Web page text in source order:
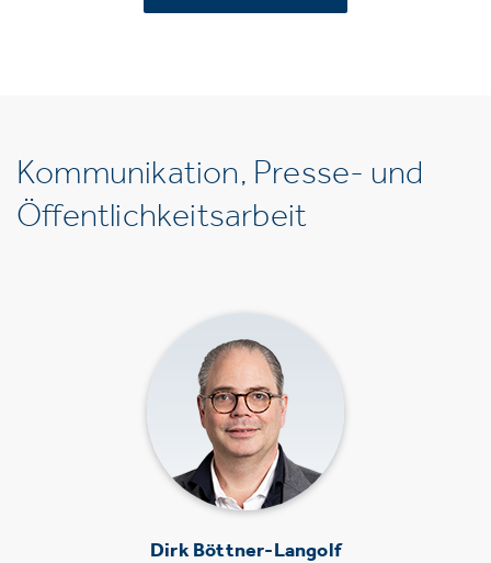
Kommunikation, Presse- und
Öffentlichkeitsarbeit
Dirk Böttner-Langolf